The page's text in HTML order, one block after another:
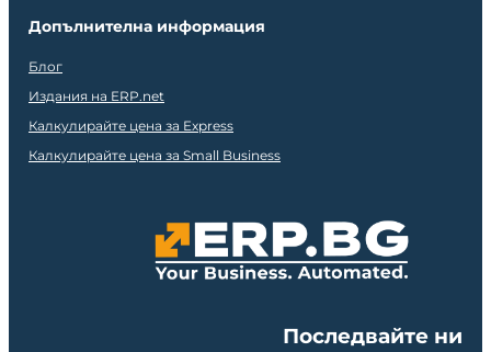
Допълнителна информация
Блог
Издания на ERP.net
Калкулирайте цена за Express
Калкулирайте цена за Small Business
Последвайте ни